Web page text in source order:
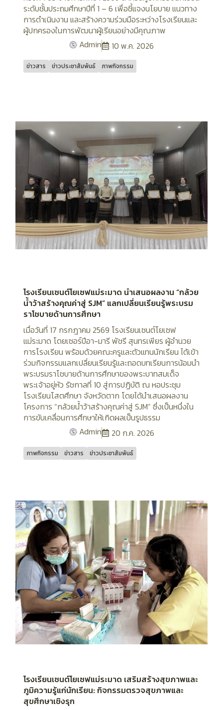
ระดับชั้นประถมศึกษาปีที่ 1 – 6 เพื่อชี้แจงนโยบาย แนวทาง
การดำเนินงาน และสร้างความร่วมมือระหว่างโรงเรียนและ
ผู้ปกครองในการพัฒนาผู้เรียนอย่างมีคุณภาพ
Admin
10 พ.ค. 2026
ข่าวสาร ข่าวประชาสัมพันธ์ ภาพกิจกรรม
โรงเรียนเซนต์โยเซฟแม่ระมาด นำเสนอผลงาน “กล้วย
น้ำว้าสร้างคุณค่าสู่ SJM” แลกเปลี่ยนเรียนรู้พระบรม
ราโชบายด้านการศึกษา
เมื่อวันที่ 17 กรกฎาคม 2569 โรงเรียนเซนต์โยเซฟ
แม่ระมาด โดยเซอร์ปีอา-มารี พัชรี สุนทรเพียร ผู้อำนวย
การโรงเรียน พร้อมด้วยคณะครูและตัวแทนนักเรียน ได้เข้า
ร่วมกิจกรรมแลกเปลี่ยนเรียนรู้และถอดบทเรียนการน้อมนำ
พระบรมราโชบายด้านการศึกษาของพระบาทสมเด็จ
พระเจ้าอยู่หัว รัชกาลที่ 10 สู่การปฏิบัติ ณ หอประชุม
โรงเรียนโสตศึกษา จังหวัดตาก โดยได้นำเสนอผลงาน
โครงการ “กล้วยน้ำว้าสร้างคุณค่าสู่ SJM” ซึ่งเป็นหนึ่งใน
การขับเคลื่อนการศึกษาให้เกิดผลเป็นรูปธรรม
Admin
20 ก.ค. 2026
ภาพกิจกรรม ข่าวสาร ข่าวประชาสัมพันธ์
โรงเรียนเซนต์โยเซฟแม่ระมาด เสริมสร้างสุขภาพและ
ภูมิความรู้แก่นักเรียน: กิจกรรมตรวจสุขภาพและ
สุขศึกษาเชิงรุก